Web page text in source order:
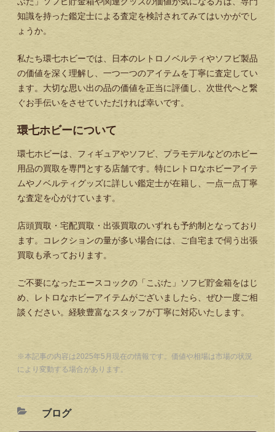
知識を持った鑑定士による査定を検討されてみてはいかがでし
ょうか。
私たち環七ホビーでは、日本のレトロノベルティやソフビ製品
の価値を深く理解し、一つ一つのアイテムを丁寧に査定してい
ます。大切な思い出の品の価値を正当に評価し、次世代へと繋
ぐお手伝いをさせていただければ幸いです。
環七ホビーについて
環七ホビーは、フィギュアやソフビ、プラモデルなどのホビー
用品の買取を専門とする店舗です。特にレトロなホビーアイテ
ムやノベルティグッズに詳しい鑑定士が在籍し、一点一点丁寧
な査定を心がけています。
店頭買取・宅配買取・出張買取のいずれも予約制となっており
ます。コレクションの量が多い場合には、ご自宅まで伺う出張
買取も承っております。
ご不要になったエースコックの「こぶた」ソフビ貯金箱をはじ
め、レトロなホビーアイテムがございましたら、ぜひ一度ご相
談ください。経験豊富なスタッフが丁寧に対応いたします。
※本記事の内容は2025年5月現在の情報です。価値や相場は市場の状況
により変動する場合があります。
ブログ